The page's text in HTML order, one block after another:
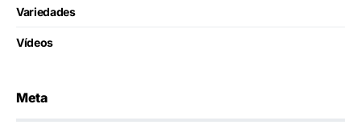
Variedades
Vídeos
Meta